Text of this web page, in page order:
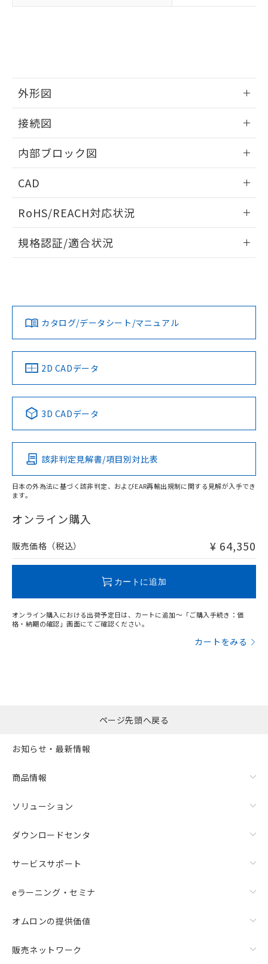
外形図
接続図
端子配置
内部ブロック図
CAD
ドすることができます。
ログイン/会員登録
ダウンロードデータをご利用いただく前に、以下を必ずお読
みください。
ソフトウェアの使用条件
RoHS/REACH対応状況
EU RoHS 注意事項・凡例
対応済み
中国 RoHS 注意事項・凡例
Pb Hg Cd Cr(VI)
O
在庫等で未対応品が混在する可能性があります。
問い合わせください。
規格認証/適合状況
LR型式承認
（イギリス
船舶規格）
DNV型式承認
（ノルウェー
BV型式承認
（フランス
KR型式
（韓国
No No No No
この製品の規格認証/適合状況ページへ
その他の認証はこちらのページからご検索ください
カタログ/データシート/マニュアル
2D CADデータ
3D CADデータ
該非判定見解書/項目別対比表
日本の外為法に基づく該非判定、およびEAR再輸出規制に関する見解が入手でき
ます。
オンライン購入
販売価格（税込） ¥ 64,350
カートに追加
オンライン購入における出荷予定日は、カートに追加～「ご購入手続き：価
格・納期の確認」画面にてご確認ください。
カートをみる
ページ先頭へ戻る
お知らせ・最新情報
商品情報
ソリューション
ダウンロードセンタ
サービスサポート
eラーニング・セミナ
オムロンの提供価値
販売ネットワーク